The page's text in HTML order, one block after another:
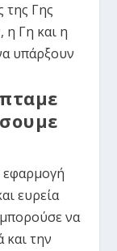
της Γης
η Γη και η
υπάρξουν
εφαρμογή
ευρεία
να
και την